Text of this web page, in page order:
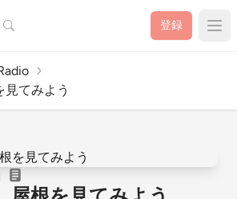
索 登録
見てみよう